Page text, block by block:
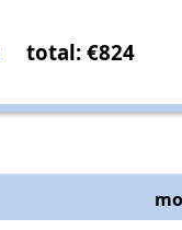
total: €824